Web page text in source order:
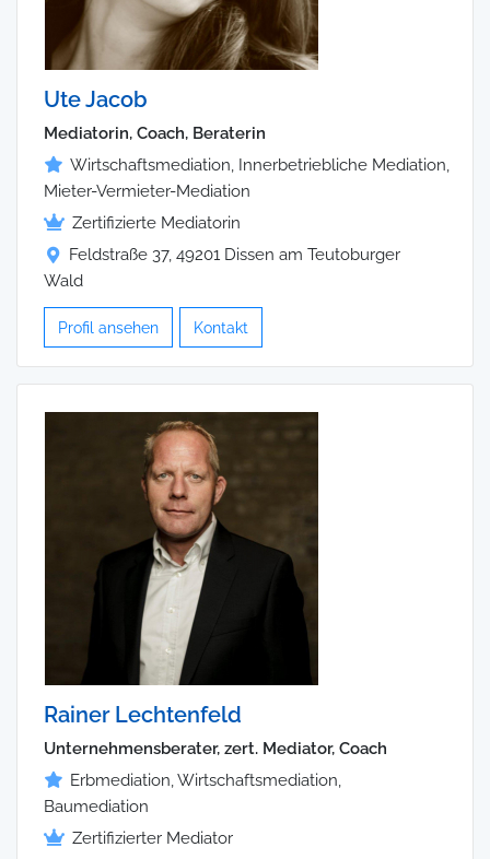
Ute Jacob
Mediatorin, Coach, Beraterin
Wirtschaftsmediation, Innerbetriebliche Mediation,
Mieter-Vermieter-Mediation
Zertifizierte Mediatorin
Feldstraße 37, 49201 Dissen am Teutoburger
Wald
Profil ansehen Kontakt
Rainer Lechtenfeld
Unternehmensberater, zert. Mediator, Coach
Erbmediation, Wirtschaftsmediation,
Baumediation
Zertifizierter Mediator